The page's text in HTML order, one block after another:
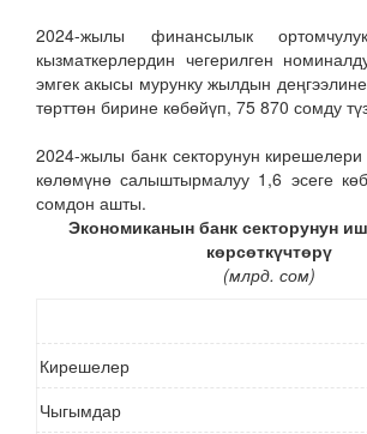
2024-жылы финансылык
кызматкерлердин чегерилген
эмгек акысы мурунку жылдын
төрттөн бирине көбөйүп, 75 870 сомду
2024-жылы банк секторунун
көлөмүнө салыштырмалуу 1,6 эсеге
сомдон ашты.
Экономиканын банк секторунун
көрсөткүчтөрү
(млрд. сом)
Кирешелер
Чыгымдар